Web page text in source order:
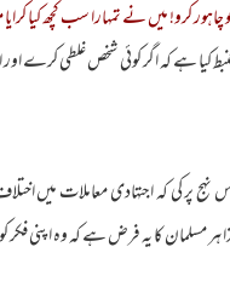
کرو! میں نے تمہارا سب کچھ کیا
کیا ہے کہ اگر کوئی شخص غلطی کرے
پر کی کہ اجتہادی معاملات میں
مسلمان کا یہ فرض ہے کہ وہ اپنی